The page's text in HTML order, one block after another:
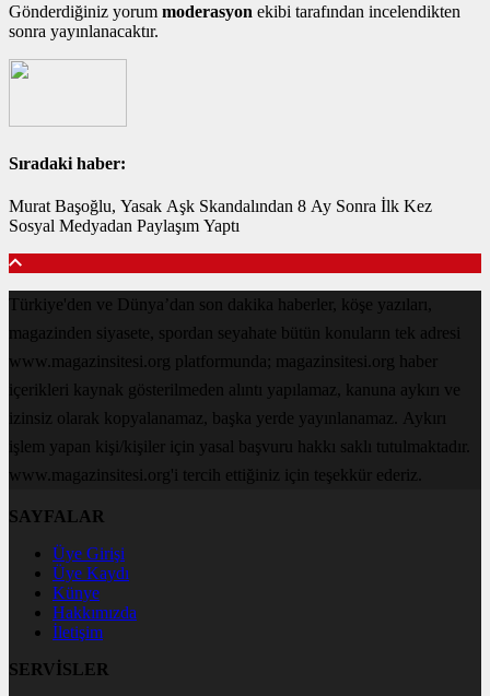
Gönderdiğiniz yorum moderasyon ekibi tarafından incelendikten
sonra yayınlanacaktır.
Sıradaki haber:
Murat Başoğlu, Yasak Aşk Skandalından 8 Ay Sonra İlk Kez
Sosyal Medyadan Paylaşım Yaptı
Türkiye'den ve Dünya’dan son dakika haberler, köşe yazıları,
magazinden siyasete, spordan seyahate bütün konuların tek adresi
www.magazinsitesi.org platformunda; magazinsitesi.org haber
içerikleri kaynak gösterilmeden alıntı yapılamaz, kanuna aykırı ve
izinsiz olarak kopyalanamaz, başka yerde yayınlanamaz. Aykırı
işlem yapan kişi/kişiler için yasal başvuru hakkı saklı tutulmaktadır.
www.magazinsitesi.org'i tercih ettiğiniz için teşekkür ederiz.
SAYFALAR
Üye Girişi
Üye Kaydı
Künye
Hakkımızda
İletişim
SERVİSLER